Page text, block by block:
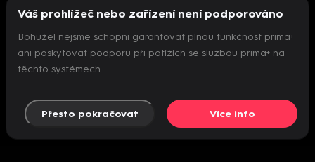
Nepodařilo se inicializovat přehrávač
Váš prohlížeč nebo zařízení není podporováno
Bohužel nejsme schopni garantovat plnou funkčnost prima+
ani poskytovat podporu při potížích se službou prima+ na
těchto systémech.
Přesto pokračovat Více info